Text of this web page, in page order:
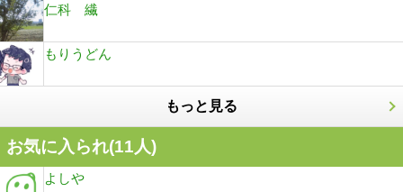
仁科 繊
もりうどん
もっと見る
お気に入られ(11人)
よしや